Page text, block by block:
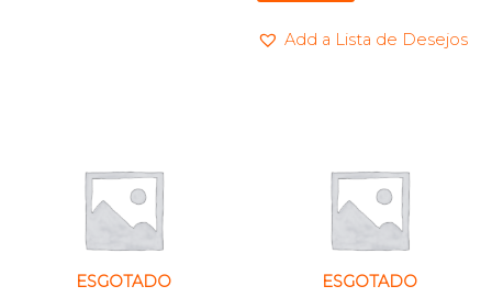
Add a Lista de Desejos
ESGOTADO ESGOTADO